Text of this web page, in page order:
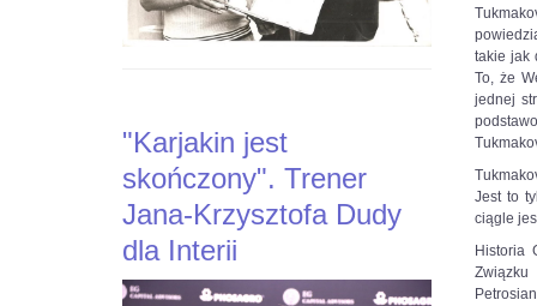
Carlsenem
więcej
https://sport.interia.pl/szachy/news-
jan-
krzysztof-
duda-
interia-
https://sport.interia.pl/szachy/news-
jana-
krzysztofa-
dudy-
dla-
inte,nId,5916435?
fbclid=IwAR0vacEvh58svRZk-
"Karjakin jest
skończony". Trener
Jana-Krzysztofa Dudy
dla Interii
takie jak
To, że
jednej
Jest to
ciągle
Historia
Związku